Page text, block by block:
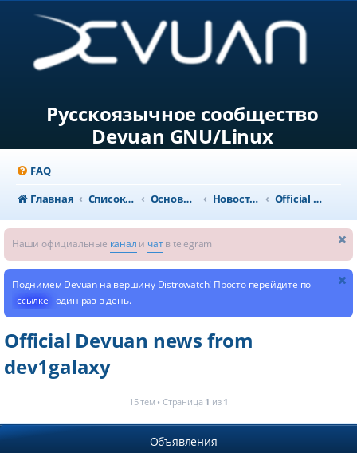
Русскоязычное сообщество
Devuan GNU/Linux
FAQ
Главная
Список форумов Основной раздел Новости и объявления Official Devuan news from dev1galaxy
Наши официальные канал и чатв telegram
Поднимем Devuan на вершину Distrowatch! Просто перейдите по
ссылке один раз в день.
Official Devuan news from
dev1galaxy
15 тем • Страница 1 из 1
Объявления